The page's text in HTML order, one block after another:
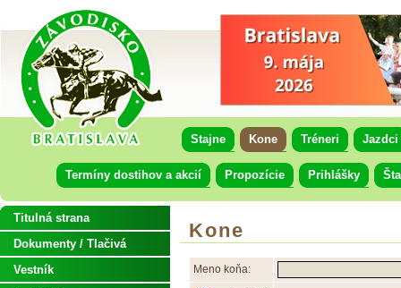
Stajne Kone Tréneri Jazdci
Termíny dostihov a akcií Propozície Prihlášky
Kone
Meno koňa:
Titulná strana
Dokumenty / Tlačivá
Vestník